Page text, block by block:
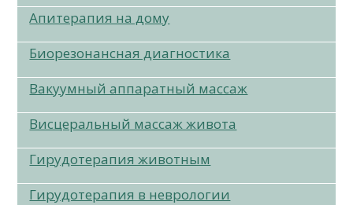
Апитерапия на дому
Биорезонансная диагностика
Вакуумный аппаратный массаж
Висцеральный массаж живота
Гирудотерапия животным
Гирудотерапия в неврологии